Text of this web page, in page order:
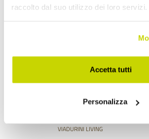
raccolto dal suo utilizzo dei loro servizi.
Accetta tutti
Personalizza
VIADURINI LIVING